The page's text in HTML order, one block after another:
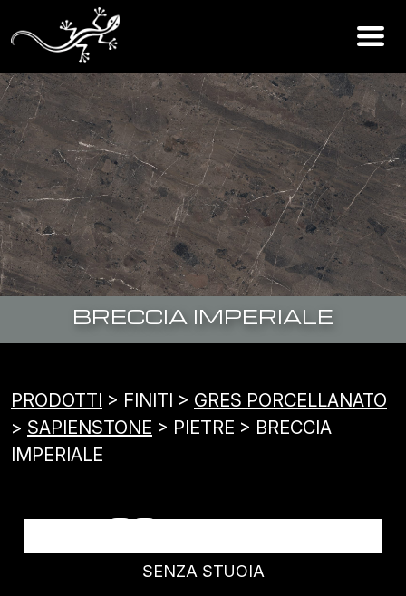
BRECCIA IMPERIALE
PRODOTTI > FINITI > GRES PORCELLANATO
> SAPIENSTONE > PIETRE > BRECCIA
IMPERIALE
BRECCIA IMPERIALE
SENZA STUOIA